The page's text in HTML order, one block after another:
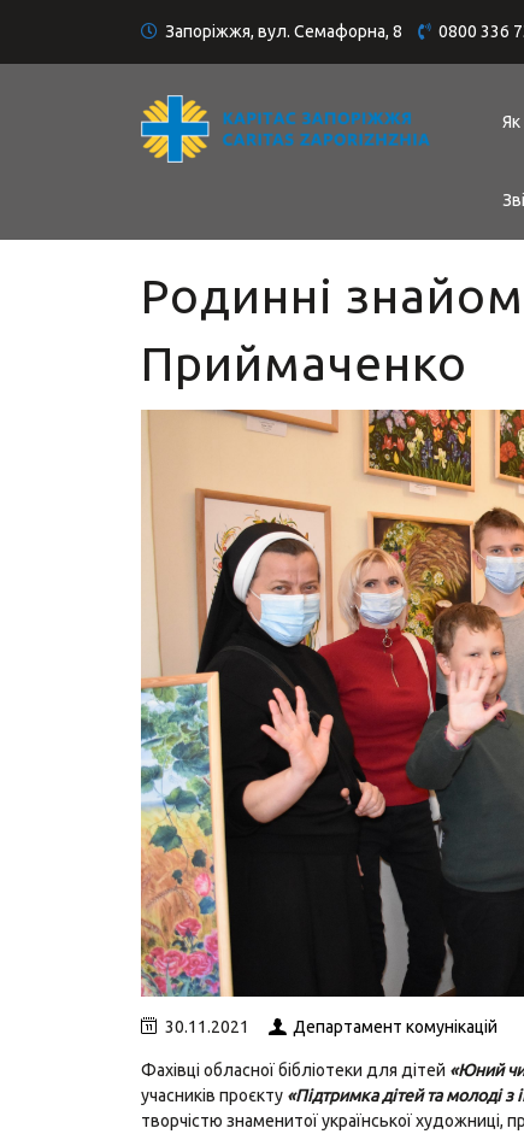
Запоріжжя, вул. Семафорна, 8 0800 336
Родинні
Приймаченко
30.11.2021 Департамент комунікацій
Фахівці обласної бібліотеки для дітей «Юний
учасників проєкту «Підтримка дітей та молоді
творчістю знаменитої української художниці,